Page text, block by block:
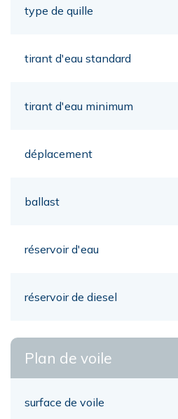
type de quille
tirant d'eau standard
tirant d'eau minimum
déplacement
ballast
réservoir d'eau
réservoir de diesel
Plan de voile
surface de voile